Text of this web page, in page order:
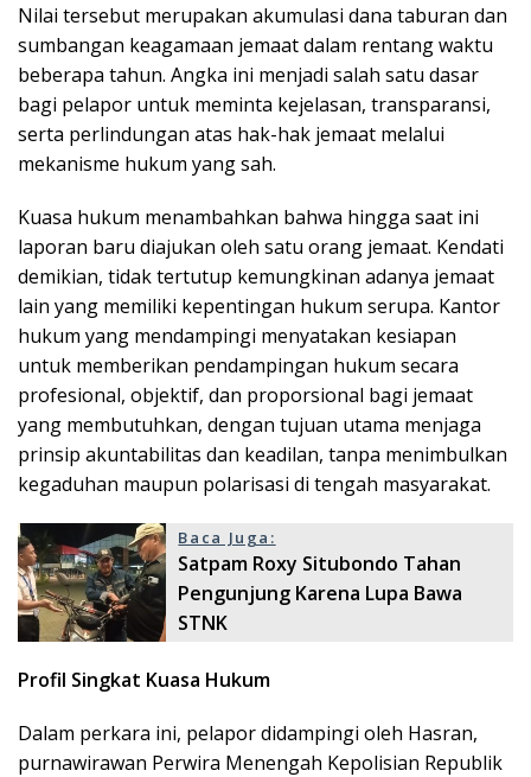
Nilai tersebut merupakan akumulasi dana taburan dan
sumbangan keagamaan jemaat dalam rentang waktu
beberapa tahun. Angka ini menjadi salah satu dasar
bagi pelapor untuk meminta kejelasan, transparansi,
serta perlindungan atas hak-hak jemaat melalui
mekanisme hukum yang sah.
Kuasa hukum menambahkan bahwa hingga saat ini
laporan baru diajukan oleh satu orang jemaat. Kendati
demikian, tidak tertutup kemungkinan adanya jemaat
lain yang memiliki kepentingan hukum serupa. Kantor
hukum yang mendampingi menyatakan kesiapan
untuk memberikan pendampingan hukum secara
profesional, objektif, dan proporsional bagi jemaat
yang membutuhkan, dengan tujuan utama menjaga
prinsip akuntabilitas dan keadilan, tanpa menimbulkan
kegaduhan maupun polarisasi di tengah masyarakat.
Baca Juga:
Satpam Roxy Situbondo Tahan
Pengunjung Karena Lupa Bawa
STNK
Profil Singkat Kuasa Hukum
Dalam perkara ini, pelapor didampingi oleh Hasran,
purnawirawan Perwira Menengah Kepolisian Republik